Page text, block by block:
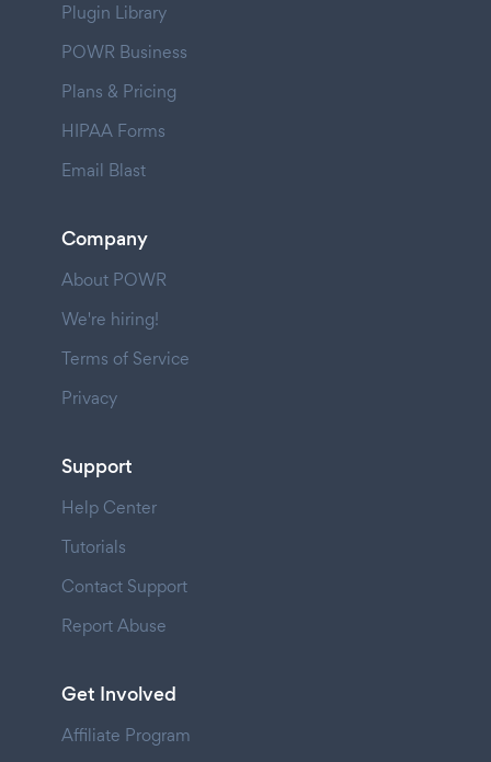
Plugin Library
POWR Business
Plans & Pricing
HIPAA Forms
Email Blast
Company
About POWR
We're hiring!
Terms of Service
Privacy
Support
Help Center
Tutorials
Contact Support
Report Abuse
Get Involved
Affiliate Program